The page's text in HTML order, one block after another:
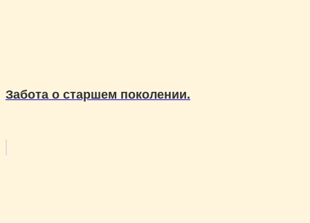
Забота о старшем поколении.